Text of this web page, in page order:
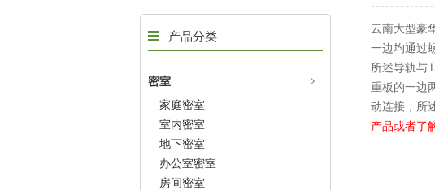
产品分类
密室
家庭密室
室内密室
地下密室
办公室密室
房间密室
云南大型豪
一边均通过
所述导轨与
重板的一边
动连接，所
产品或者了